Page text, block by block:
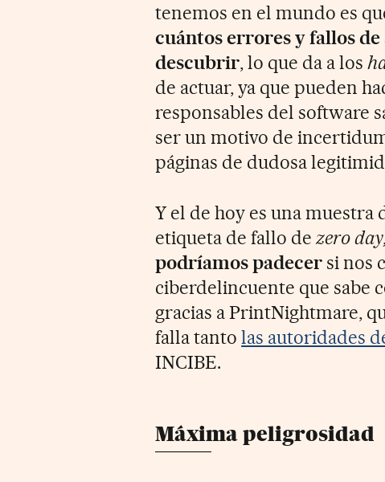
tenemos en el mundo es
cuántos errores y fallos
descubrir, lo que da a los
de actuar, ya que pueden
responsables del software
ser un motivo de
páginas de dudosa
Y el de hoy es una muestra
etiqueta de fallo de zero day,
podríamos padecer si nos
ciberdelincuente que sabe
gracias a PrintNightmare,
falla tantolas autoridades
INCIBE.
Máxima peligrosidad